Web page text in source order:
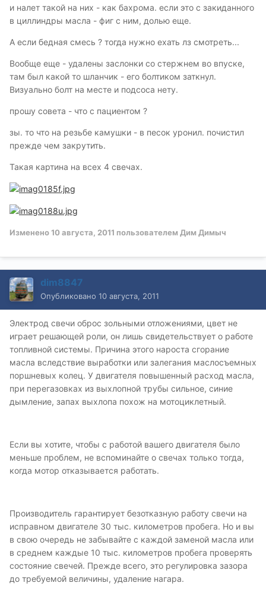
и налет такой на них - как бахрома. если это с закиданного
в циллиндры масла - фиг с ним, долью еще.
А если бедная смесь ? тогда нужно ехать лз смотреть...
Вообще еще - удалены заслонки со стержнем во впуске,
там был какой то шланчик - его болтиком заткнул.
Визуально болт на месте и подсоса нету.
прошу совета - что с пациентом ?
зы. то что на резьбе камушки - в песок уронил. почистил
прежде чем закрутить.
Такая картина на всех 4 свечах.
Изменено10 августа, 2011 пользователем Дим Димыч
dim8847
Опубликовано 10 августа, 2011
Электрод свечи оброс зольными отложениями, цвет не
играет решающей роли, он лишь свидетельствует о работе
топливной системы. Причина этого нароста сгорание
масла вследствие выработки или залегания маслосъемных
поршневых колец. У двигателя повышенный расход масла,
при перегазовках из выхлопной трубы сильное, синие
дымление, запах выхлопа похож на мотоциклетный.
Если вы хотите, чтобы с работой вашего двигателя было
меньше проблем, не вспоминайте о свечах только тогда,
когда мотор отказывается работать.
Производитель гарантирует безотказную работу свечи на
исправном двигателе 30 тыс. километров пробега. Но и вы
в свою очередь не забывайте с каждой заменой масла или
в среднем каждые 10 тыс. километров пробега проверять
состояние свечей. Прежде всего, это регулировка зазора
до требуемой величины, удаление нагара.